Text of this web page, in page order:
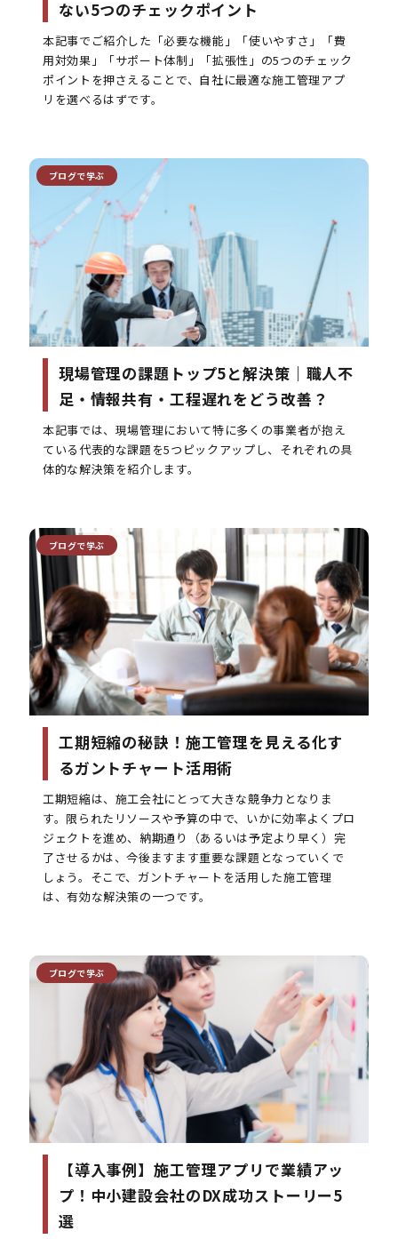
ない5つのチェックポイント
本記事でご紹介した「必要な機能」「使いやすさ」「費
用対効果」「サポート体制」「拡張性」の5つのチェック
ポイントを押さえることで、自社に最適な施工管理アプ
リを選べるはずです。
現場管理の課題トップ5と解決策｜職人不
足・情報共有・工程遅れをどう改善？
本記事では、現場管理において特に多くの事業者が抱え
ている代表的な課題を5つピックアップし、それぞれの具
体的な解決策を紹介します。
ブログで学ぶ
工期短縮の秘訣！施工管理を見える化す
るガントチャート活用術
工期短縮は、施工会社にとって大きな競争力となりま
す。限られたリソースや予算の中で、いかに効率よくプロ
ジェクトを進め、納期通り（あるいは予定より早く）完
了させるかは、今後ますます重要な課題となっていくで
しょう。そこで、ガントチャートを活用した施工管理
は、有効な解決策の一つです。
ブログで学ぶ
【導入事例】施工管理アプリで業績アッ
プ！中小建設会社のDX成功ストーリー5
選
ブログで学ぶ